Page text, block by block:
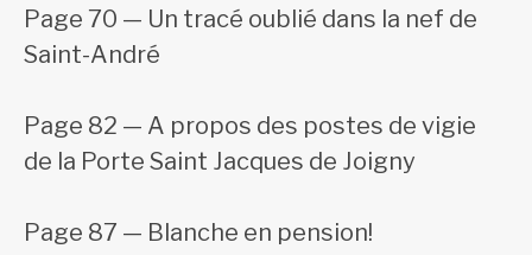
Page 70 — Un tracé oublié dans la nef de
Saint-André
Page 82 — A propos des postes de vigie
de la Porte Saint Jacques de Joigny
Page 87 — Blanche en pension!